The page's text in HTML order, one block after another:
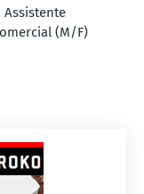
Assistente
(M/F)